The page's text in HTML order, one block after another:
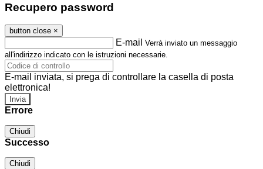
Recupero password
button close ×
E-mail Verrà inviato un messaggio
all'indirizzo indicato con le istruzioni necessarie.
E-mail inviata, si prega di controllare la casella di posta
elettronica!
Errore
Chiudi
Successo
Chiudi